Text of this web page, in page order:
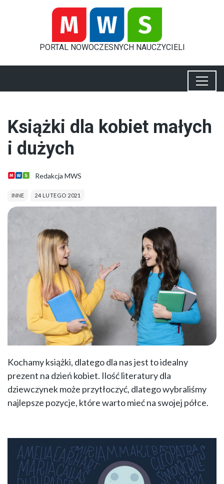
PORTAL NOWOCZESNYCH NAUCZYCIELI
Książki dla kobiet małych
i dużych
Redakcja MWS
INNE 24 LUTEGO 2021
Kochamy książki, dlatego dla nas jest to idealny
prezent na dzień kobiet. Ilość literatury dla
dziewczynek może przytłoczyć, dlatego wybraliśmy
najlepsze pozycje, które warto mieć na swojej półce.